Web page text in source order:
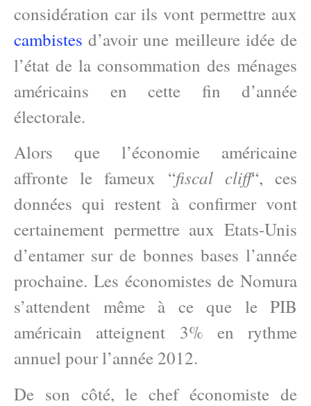
considération car ils vont permettre aux
cambistes d’avoir une meilleure idée de
l’état de la consommation des ménages
américains en cette fin d’année
électorale.
Alors que l’économie américaine
affronte le fameux “fiscal cliff“, ces
données qui restent à confirmer vont
certainement permettre aux Etats-Unis
d’entamer sur de bonnes bases l’année
prochaine. Les économistes de Nomura
s’attendent même à ce que le PIB
américain atteignent 3% en rythme
annuel pour l’année 2012.
De son côté, le chef économiste de